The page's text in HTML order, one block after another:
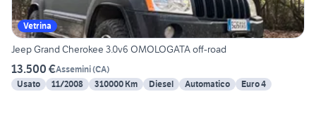
Vetrina
Jeep Grand Cherokee 3.0v6 OMOLOGATA off-road
13.500 €Assemini(CA)
Usato
11/2008 310000 Km Diesel Automatico Euro 4